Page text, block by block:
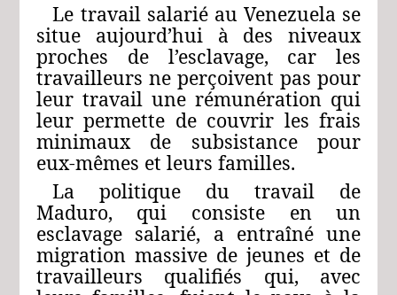
Le travail salarié au Venezuela se
situe aujourd’hui à des niveaux
proches de l’esclavage, car les
travailleurs ne perçoivent pas pour
leur travail une rémunération qui
leur permette de couvrir les frais
minimaux de subsistance pour
eux-mêmes et leurs familles.
La politique du travail de
Maduro, qui consiste en un
esclavage salarié, a entraîné une
migration massive de jeunes et de
travailleurs qualifiés qui, avec